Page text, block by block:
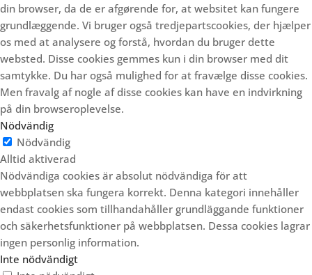
din browser, da de er afgørende for, at websitet kan fungere
grundlæggende. Vi bruger også tredjepartscookies, der hjælper
os med at analysere og forstå, hvordan du bruger dette
websted. Disse cookies gemmes kun i din browser med dit
samtykke. Du har også mulighed for at fravælge disse cookies.
Men fravalg af nogle af disse cookies kan have en indvirkning
på din browseroplevelse.
Nödvändig
Nödvändig
Alltid aktiverad
Nödvändiga cookies är absolut nödvändiga för att
webbplatsen ska fungera korrekt. Denna kategori innehåller
endast cookies som tillhandahåller grundläggande funktioner
och säkerhetsfunktioner på webbplatsen. Dessa cookies lagrar
ingen personlig information.
Inte nödvändigt